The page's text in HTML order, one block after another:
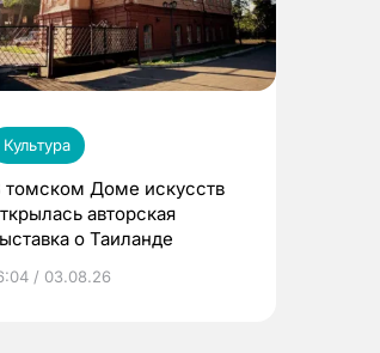
Культура
томском Доме искусств
авторская
о Таиланде
/ 03.08.26